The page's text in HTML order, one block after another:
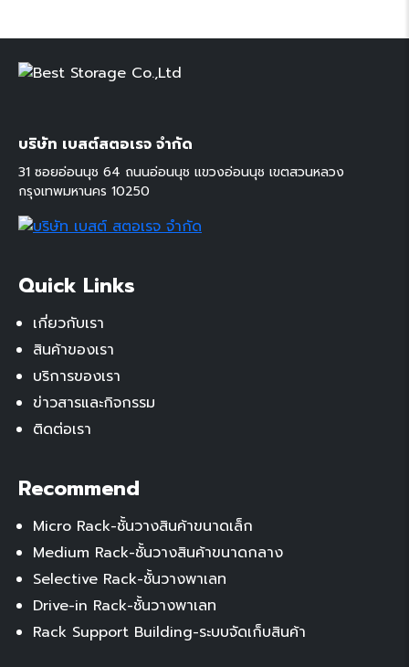
บริษัท เบสต์สตอเรจ จำกัด
31 ซอยอ่อนนุช 64 ถนนอ่อนนุช แขวงอ่อนนุช เขตสวนหลวง
กรุงเทพมหานคร 10250
Quick Links
เกี่ยวกับเรา
สินค้าของเรา
บริการของเรา
ข่าวสารและกิจกรรม
ติดต่อเรา
Recommend
Micro Rack-ชั้นวางสินค้าขนาดเล็ก
Medium Rack-ชั้นวางสินค้าขนาดกลาง
Selective Rack-ชั้นวางพาเลท
Drive-in Rack-ชั้นวางพาเลท
Rack Support Building-ระบบจัดเก็บสินค้า